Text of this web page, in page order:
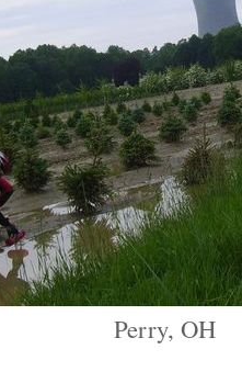
Perry, OH